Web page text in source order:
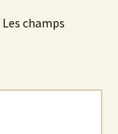
Les champs